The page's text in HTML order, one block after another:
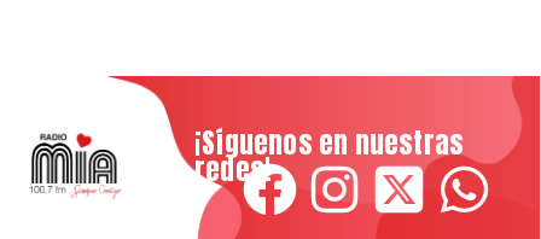
¡Síguenos en nuestras
redes!